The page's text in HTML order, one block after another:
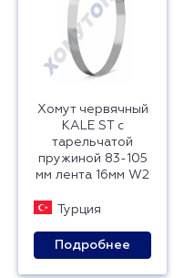
Хомут червячный
KALE ST с
тарельчатой
пружиной 83-105
мм лента 16мм W2
Турция
Подробнее